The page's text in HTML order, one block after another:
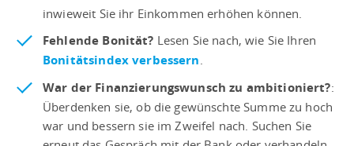
inwieweit Sie ihr Einkommen erhöhen können.
Fehlende Bonität? Lesen Sie nach, wie Sie Ihren
Bonitätsindex verbessern.
War der Finanzierungswunsch zu ambitioniert?:
Überdenken sie, ob die gewünschte Summe zu hoch
war und bessern sie im Zweifel nach. Suchen Sie